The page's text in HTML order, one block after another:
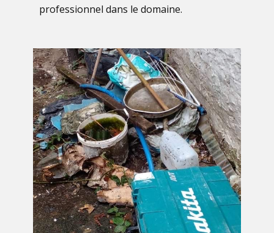
professionnel dans le domaine.